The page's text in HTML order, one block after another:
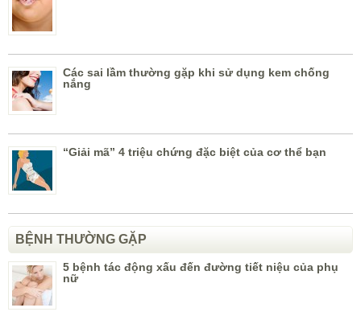
Các sai lầm thường gặp khi sử dụng kem chống
nắng
“Giải mã” 4 triệu chứng đặc biệt của cơ thể bạn
BỆNH THƯỜNG GẶP
5 bệnh tác động xấu đến đường tiết niệu của phụ
nữ